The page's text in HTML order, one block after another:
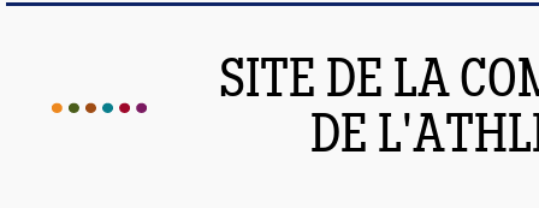
SITE DE LA
DE